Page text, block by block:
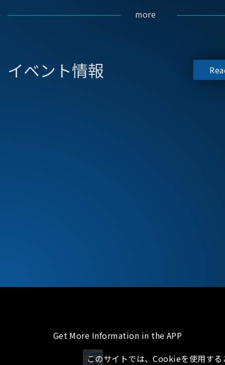
more
イベント情報
Get More Information in the APP
iOS Android
このサイトでは、Cookieを使用す